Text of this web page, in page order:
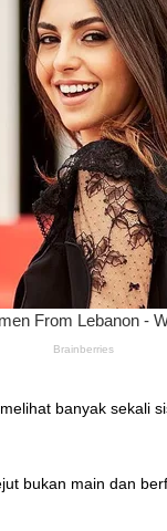
banyak sekali
bukan main dan